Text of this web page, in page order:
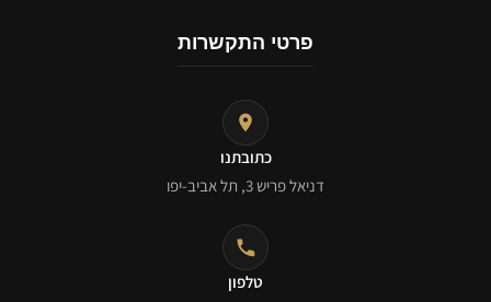
פרטי התקשרות
כתובתנו
דניאל פריש 3, תל אביב-יפו
טלפון